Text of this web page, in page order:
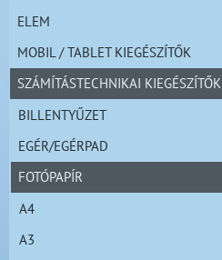
ELEM
MOBIL / TABLET KIEGÉSZÍTŐK
SZÁMÍTÁSTECHNIKAI KIEGÉSZÍTŐK
BILLENTYŰZET
EGÉR/EGÉRPAD
FOTÓPAPÍR
A4
A3